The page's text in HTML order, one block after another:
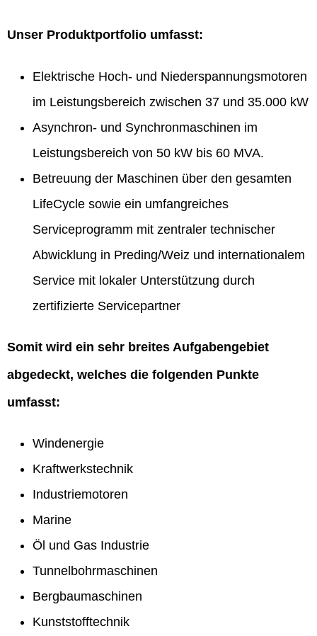
Unser Produktportfolio umfasst:
Elektrische Hoch- und Niederspannungsmotoren
im Leistungsbereich zwischen 37 und 35.000 kW
Asynchron- und Synchronmaschinen im
Leistungsbereich von 50 kW bis 60 MVA.
Betreuung der Maschinen über den gesamten
LifeCycle sowie ein umfangreiches
Serviceprogramm mit zentraler technischer
Abwicklung in Preding/Weiz und internationalem
Service mit lokaler Unterstützung durch
zertifizierte Servicepartner
Somit wird ein sehr breites Aufgabengebiet
abgedeckt, welches die folgenden Punkte
umfasst:
Windenergie
Kraftwerkstechnik
Industriemotoren
Marine
Öl und Gas Industrie
Tunnelbohrmaschinen
Bergbaumaschinen
Kunststofftechnik